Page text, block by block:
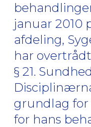
januar
afdeling,
har
§ 21.
grundlag
for hans